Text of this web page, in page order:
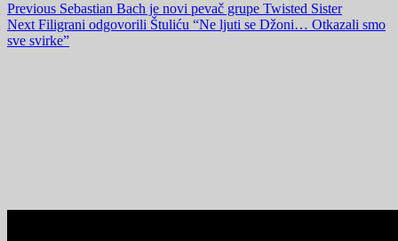
Previous Sebastian Bach je novi pevač grupe Twisted Sister
Next Filigrani odgovorili Štuliću “Ne ljuti se Džoni… Otkazali smo
sve svirke”